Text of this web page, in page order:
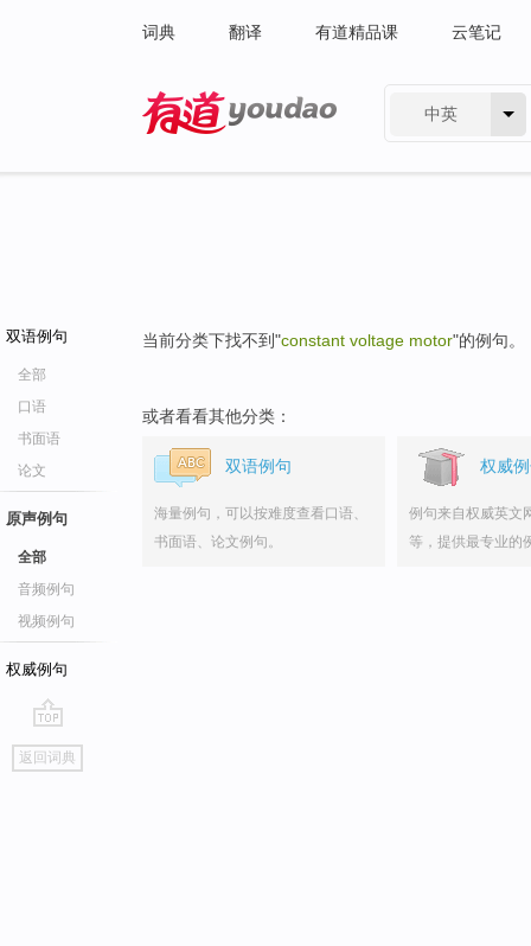
词典 翻译 有道精品课 云笔记
中英
双语例句
全部
口语
书面语
论文
原声例句
全部
音频例句
视频例句
权威例句
go
top
返回词典
当前分类下找不到"constant voltage motor"的例句。
或者看看其他分类：
双语例句
海量例句，可以按难度查看口语、
书面语、论文例句。
权威
例句来自权威英文
等，提供最专业的